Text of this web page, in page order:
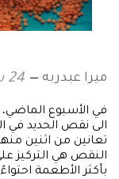
ميرا عبدربه 24 سبتمبر 2014
في الأسبوع
الى نقص الحديد في
تعانين من اثنين
النقص هي التركيز
بأكثر الأطعمة